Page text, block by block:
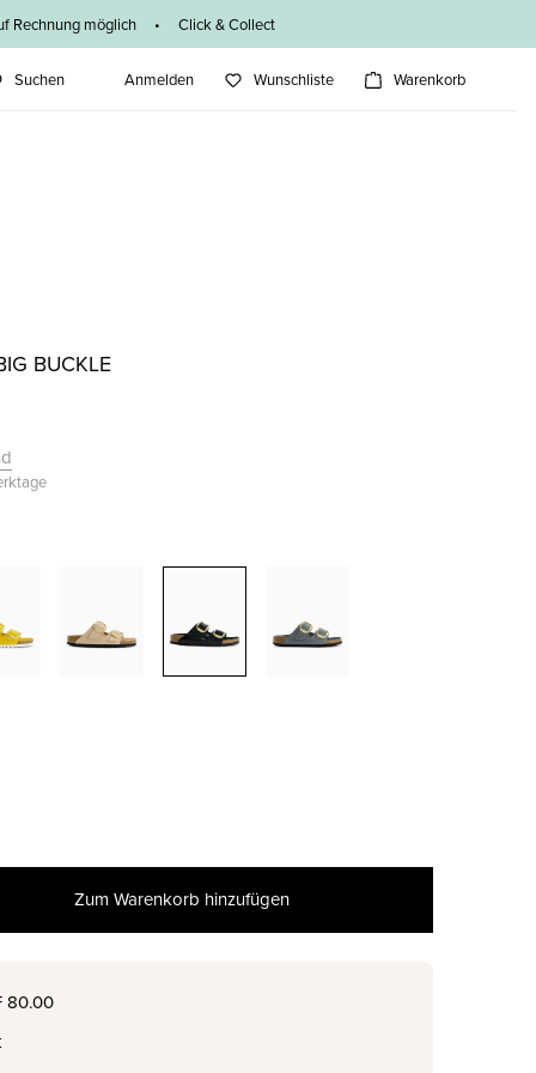
Rechnung möglich • Click & Collect
Suchen Anmelden Wunschliste Warenkorb
BUCKLE
Zum Warenkorb hinzufügen
80.00